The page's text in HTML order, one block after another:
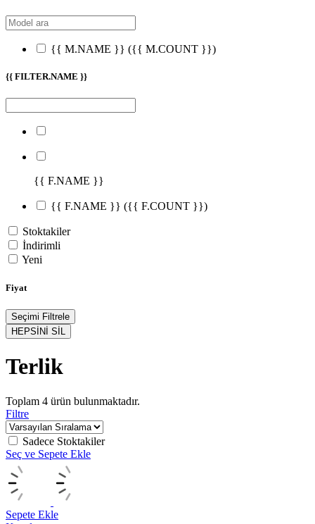
{{ M.NAME }} ({{ M.COUNT }})
{{ FILTER.NAME }}
{{ F.NAME }}
{{ F.NAME }} ({{ F.COUNT }})
Stoktakiler
İndirimli
Yeni
Fiyat
Seçimi Filtrele
HEPSİNİ SİL
Terlik
Toplam 4 ürün bulunmaktadır.
Filtre
Sadece Stoktakiler
Seç ve Sepete Ekle
Sepete Ekle